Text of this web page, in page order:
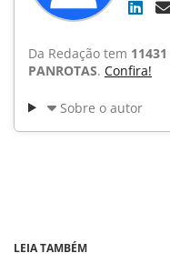
Da Redação tem 11431
PANROTAS. Confira!
Sobre o autor
LEIA TAMBÉM